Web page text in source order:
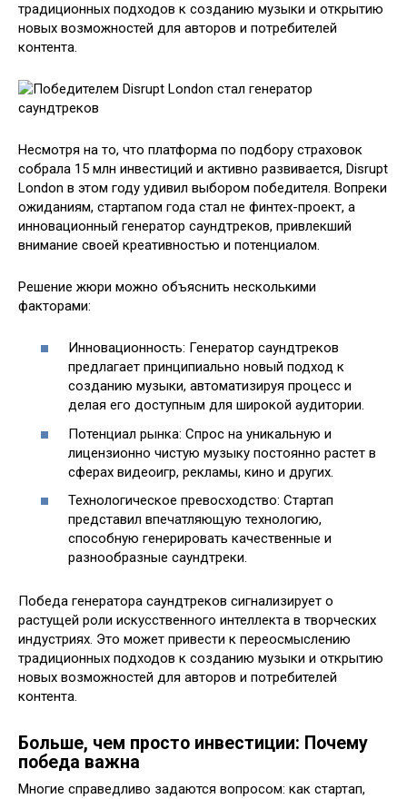
традиционных подходов к созданию музыки и открытию
новых возможностей для авторов и потребителей
контента.
Несмотря на то, что платформа по подбору страховок
собрала 15 млн инвестиций и активно развивается, Disrupt
London в этом году удивил выбором победителя. Вопреки
ожиданиям, стартапом года стал не финтех-проект, а
инновационный генератор саундтреков, привлекший
внимание своей креативностью и потенциалом.
Решение жюри можно объяснить несколькими
факторами:
Инновационность: Генератор саундтреков
предлагает принципиально новый подход к
созданию музыки, автоматизируя процесс и
делая его доступным для широкой аудитории.
Потенциал рынка: Спрос на уникальную и
лицензионно чистую музыку постоянно растет в
сферах видеоигр, рекламы, кино и других.
Технологическое превосходство: Стартап
представил впечатляющую технологию,
способную генерировать качественные и
разнообразные саундтреки.
Победа генератора саундтреков сигнализирует о
растущей роли искусственного интеллекта в творческих
индустриях. Это может привести к переосмыслению
традиционных подходов к созданию музыки и открытию
новых возможностей для авторов и потребителей
контента.
Больше, чем просто инвестиции: Почему
победа важна
Многие справедливо задаются вопросом: как стартап,